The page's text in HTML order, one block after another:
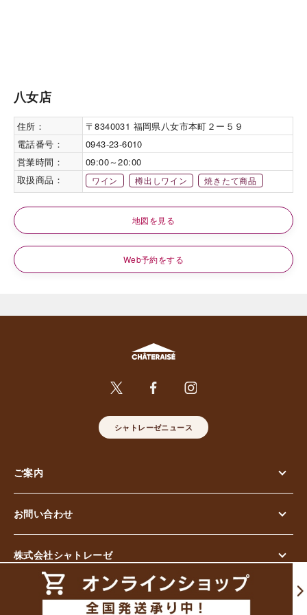
八女店
住所：
〒8340031 福岡県八女市本町２ー５９
電話番号：
0943-23-6010
営業時間：
09:00～20:00
取扱商品：
ワイン 樽出しワイン 焼きたて商品
地図を見る
Web予約をする
シャトレーゼニュース
ご案内
お問い合わせ
株式会社シャトレーゼ
© Chateraise Co.,Ltd. All Rights Reserved.